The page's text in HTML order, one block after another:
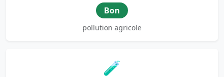
Bon
pollution agricole
🧪